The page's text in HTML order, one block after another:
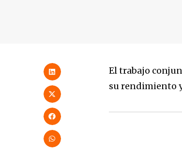
El trabajo
su rendimiento